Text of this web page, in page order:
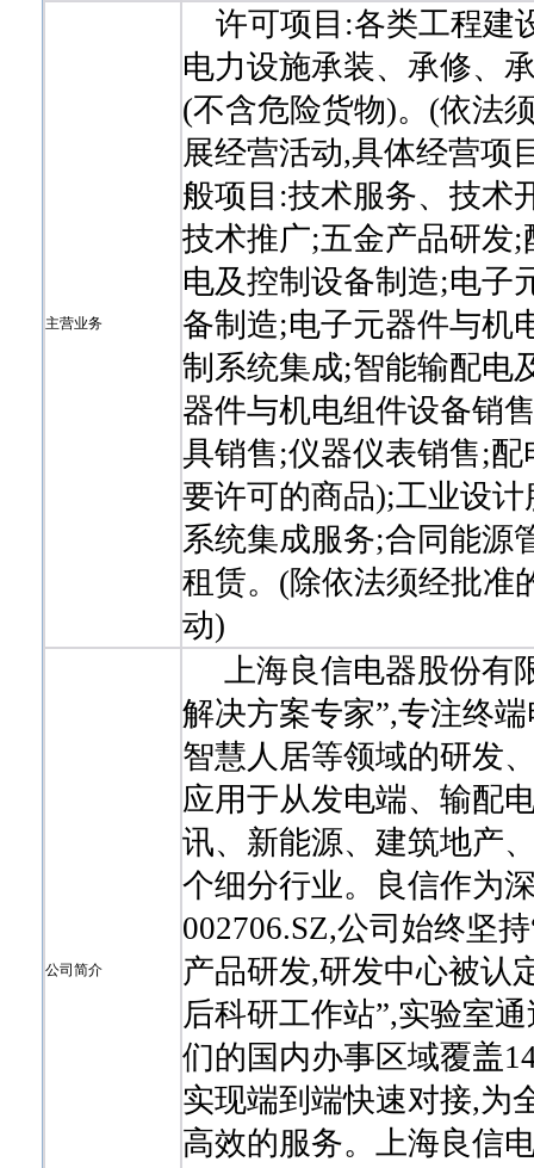
主营业务
许可项目:各类工程建
电力设施承装、承修、
(不含危险货物)。(依法
展经营活动,具体经营项
般项目:技术服务、技术
技术推广;五金产品研发
电及控制设备制造;电子
备制造;电子元器件与机
制系统集成;智能输配电
器件与机电组件设备销
具销售;仪器仪表销售;
要许可的商品);工业设
系统集成服务;合同能源
租赁。(除依法须经批准
动)
公司简介
上海良信电器股份有
解决方案专家”,专注终
智慧人居等领域的研发
应用于从发电端、输配
讯、新能源、建筑地产
个细分行业。良信作为
002706.SZ,公司始终坚
产品研发,研发中心被认
后科研工作站”,实验室
们的国内办事区域覆盖
实现端到端快速对接,为
高效的服务。上海良信